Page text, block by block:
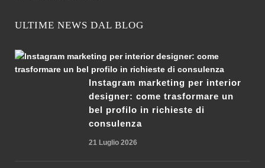
ULTIME NEWS DAL BLOG
Instagram marketing per interior
designer: come trasformare un
bel profilo in richieste di
consulenza
21 Luglio 2026